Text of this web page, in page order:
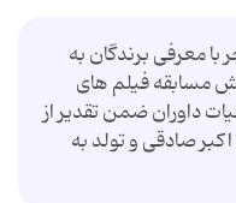
معرفی برندگان به
مسابقه فیلم های
داوران ضمن تقدیر از
اكبر صادقی و تولد به